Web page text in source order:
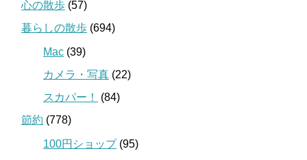
心の散歩 (57)
暮らしの散歩 (694)
Mac (39)
カメラ・写真 (22)
スカパー！
(84)
節約 (778)
100円ショップ(95)